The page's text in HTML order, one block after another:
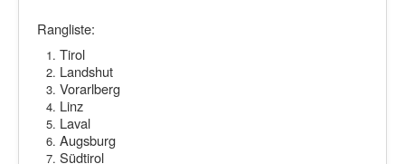
Rangliste:
Tirol
Landshut
Vorarlberg
Linz
Laval
Augsburg
Südtirol